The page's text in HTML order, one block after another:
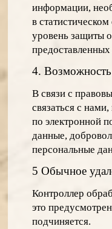
информации,
в
уровень защиты
4. Возможность
В связи с
связаться с
по электронной
данные,
персональные
5 Обычное
Контроллер
это
подчиняется.